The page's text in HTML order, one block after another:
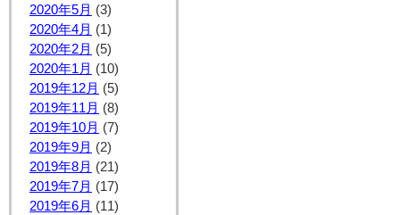
2020年5月 (3)
2020年4月 (1)
2020年2月 (5)
2020年1月 (10)
2019年12月 (5)
2019年11月 (8)
2019年10月 (7)
2019年9月 (2)
2019年8月 (21)
2019年7月 (17)
2019年6月 (11)